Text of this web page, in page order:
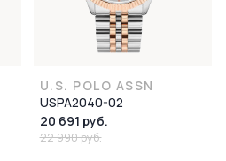
U.S. POLO ASSN
USPA2040-02
20 691 руб.
22 990 руб.